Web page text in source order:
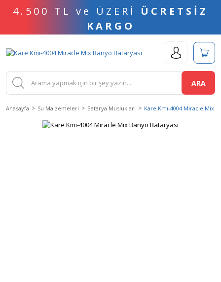
4.500 TL ve ÜZERİ ÜCRETSİZ
KARGO
ARA
Anasayfa Su Malzemeleri Batarya Muslukları Kare Kmı-4004 Miracle Mix